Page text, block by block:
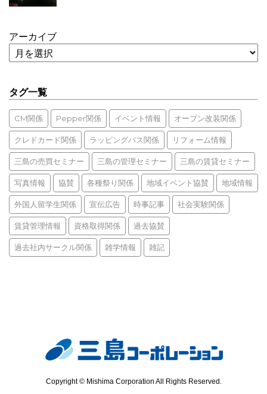
アーカイブ
タグ一覧
CM関係 Pepper関係 イベント情報 オープン改装関係
クレドカード関係 ラッピングバス関係 リフォーム情報
三島の売買セミナー 三島の管理セミナー 三島の賃貸セミナー
写真情報 協賛 各種祭り関係 地域イベント協賛 地域情報
外国人留学生関係 宣伝広告 時事記事 社会実験関係
賃貸管理情報 資格取得関係 過去協賛
過去社内サークル関係 雑学情報 雑記
Copyright © Mishima Corporation All Rights Reserved.